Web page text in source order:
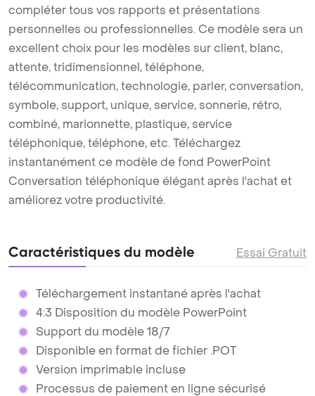
compléter tous vos rapports et présentations
personnelles ou professionnelles. Ce modèle sera un
excellent choix pour les modèles sur client, blanc,
attente, tridimensionnel, téléphone,
télécommunication, technologie, parler, conversation,
symbole, support, unique, service, sonnerie, rétro,
combiné, marionnette, plastique, service
téléphonique, téléphone, etc. Téléchargez
instantanément ce modèle de fond PowerPoint
Conversation téléphonique élégant après l'achat et
améliorez votre productivité.
Caractéristiques du modèle Essai Gratuit
Téléchargement instantané après l'achat
4:3 Disposition du modèle PowerPoint
Support du modèle 18/7
Disponible en format de fichier .POT
Version imprimable incluse
Processus de paiement en ligne sécurisé